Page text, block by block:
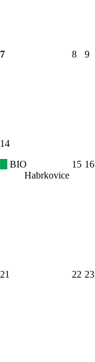
7 8 9
14
BIO
Habrkovice
15 16
21 22 23